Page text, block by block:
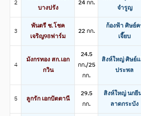
2
บางปรัง
24 กก.
จำรูญ
3
พันตรี ช.โชค
เจริญ98ฟาร์ม
22 กก.
ก้องฟ้า ศิษย์
เจี๊ยบ
4
มังกรทอง สก.เอก
กวิน
24.5
กก./25
กก.
สิงห์ใหญ่ ศิษย์
ประพล
5 ลูกรัก เอกปัตตานี
29.5
กก.
สิงห์ใหญ่ นกยี
ลาดกระบัง